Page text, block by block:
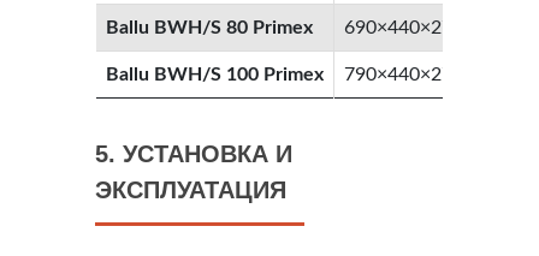
Ballu BWH/S 80 Primex 690×440×270
Ballu BWH/S 100 Primex 790×440×270
5. УСТАНОВКА И
ЭКСПЛУАТАЦИЯ